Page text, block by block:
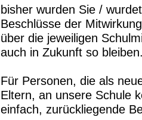
bisher wurden Sie /
Beschlüsse der
über die jeweiligen
auch in Zukunft so
Für Personen, die als
Eltern, an unsere Schule
einfach, zurückliegende